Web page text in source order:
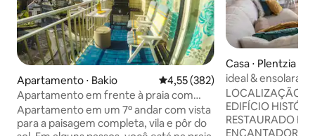
Apartamento ⋅ Bakio 4,55 de uma avaliação média de
4,55 (382)
Apartamento em frente à praia com
vista relaxante.
Apartamento em um 7º andar com vista
para a paisagem completa, vila e pôr do
Casa ⋅ Plentzia
ideal &
LOCALIZAÇÃO
EDIFÍCIO
RESTAURADO É um DUPLEX
ENCANTADOR